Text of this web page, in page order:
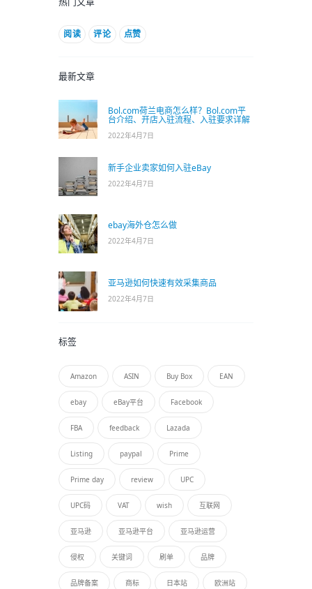
阅读 评论 点赞
最新文章
Bol.com荷兰电商怎么样？Bol.com平
台介绍、开店入驻流程、入驻要求详解
2022年4月7日
新手企业卖家如何入驻eBay
2022年4月7日
ebay海外仓怎么做
2022年4月7日
亚马逊如何快速有效采集商品
2022年4月7日
标签
Amazon ASIN Buy Box EAN
ebay eBay平台 Facebook
FBA feedback Lazada
Listing paypal Prime
Prime day review UPC
UPC码 VAT wish 互联网
亚马逊 亚马逊平台 亚马逊运营
侵权 关键词 刷单 品牌
品牌备案 商标 日本站 欧洲站